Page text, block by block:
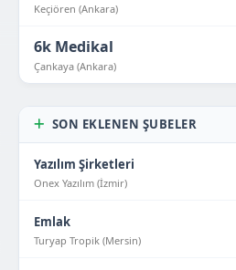
Keçiören (Ankara)
6k Medikal
Çankaya (Ankara)
SON EKLENEN ŞUBELER
Yazılım Şirketleri
Onex Yazılım (İzmir)
Emlak
Turyap Tropik (Mersin)